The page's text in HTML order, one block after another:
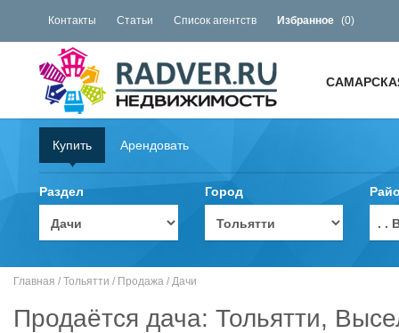
Контакты Статьи Список агентств Избранное (0)
Купить Арендовать
Раздел Город
. .
Главная / Тольятти / Продажа / Дачи
Продаётся дача: Тольятти,